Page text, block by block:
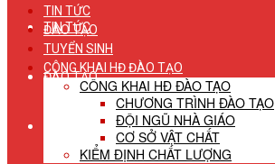
TIN TỨC
ĐÀO TẠO
TUYỂN SINH
TIN TỨC
ĐÀO TẠO
TUYỂN SINH
CÔNG KHAI HĐ ĐÀO TẠO
CÔNG KHAI HĐ ĐÀO TẠO
CHƯƠNG TRÌNH ĐÀO TẠO
ĐỘI NGŨ NHÀ GIÁO
CƠ SỞ VẬT CHẤT
KIỂM ĐỊNH CHẤT LƯỢNG